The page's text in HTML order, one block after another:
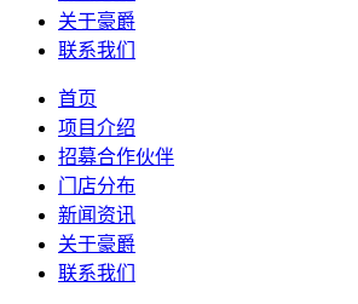
关于豪爵
联系我们
首页
项目介绍
招募合作伙伴
门店分布
新闻资讯
关于豪爵
联系我们